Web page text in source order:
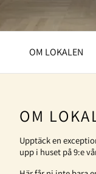
OM LOKALEN
OM
Upptäck en
upp i huset på 9:e